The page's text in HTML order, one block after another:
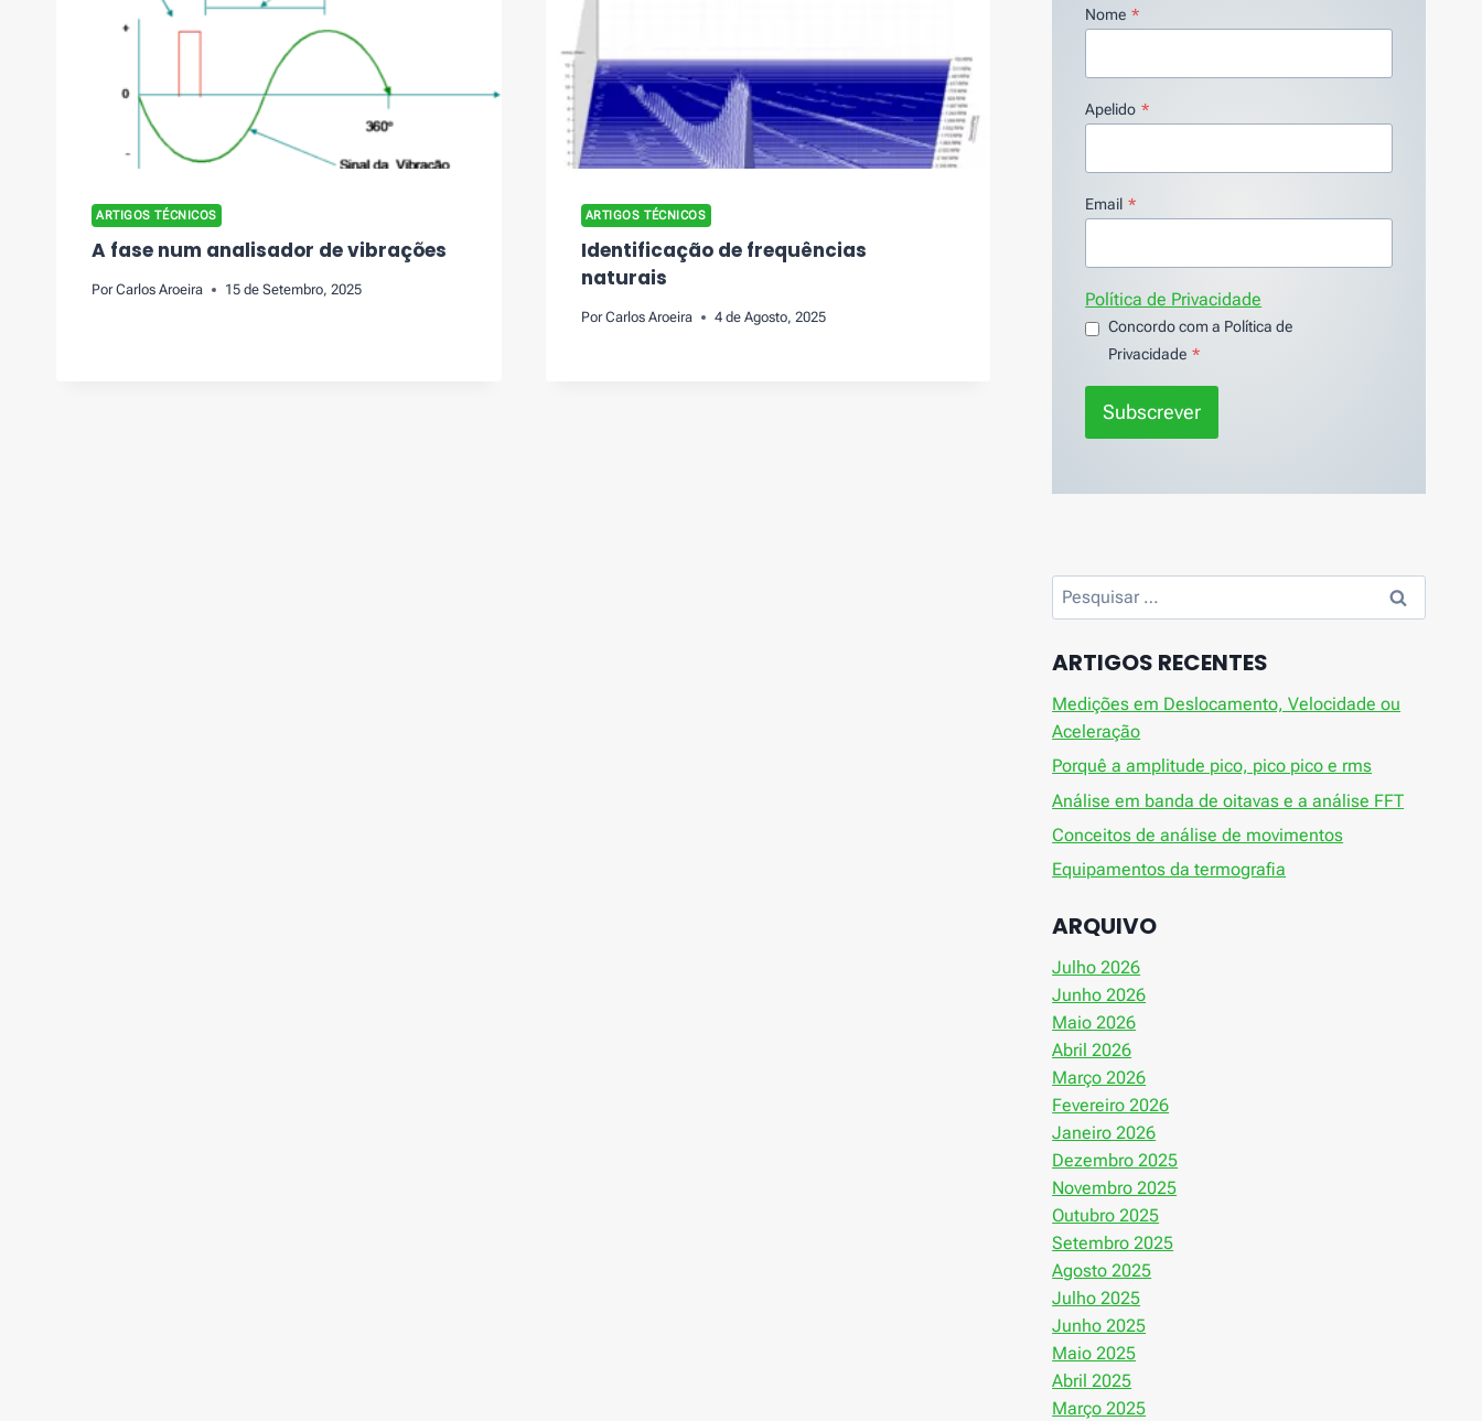
ARTIGOS TÉCNICOS
A fase num analisador de vibrações
Por Carlos Aroeira 15 de Setembro, 2025
ARTIGOS TÉCNICOS
Identificação de frequências
naturais
Por Carlos Aroeira 4 de Agosto, 2025
Nome *
Apelido *
Email *
Política de Privacidade
Concordo com a Política de
Privacidade *
Subscrever
Pesquisar
por:
ARTIGOS RECENTES
Medições em Deslocamento, Velocidade ou
Aceleração
Porquê a amplitude pico, pico pico e rms
Análise em banda de oitavas e a análise FFT
Conceitos de análise de movimentos
Equipamentos da termografia
ARQUIVO
Julho 2026
Junho 2026
Maio 2026
Abril 2026
Março 2026
Fevereiro 2026
Janeiro 2026
Dezembro 2025
Novembro 2025
Outubro 2025
Setembro 2025
Agosto 2025
Julho 2025
Junho 2025
Maio 2025
Abril 2025
Março 2025